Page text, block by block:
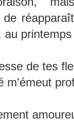
de
au
de tes
m'émeut